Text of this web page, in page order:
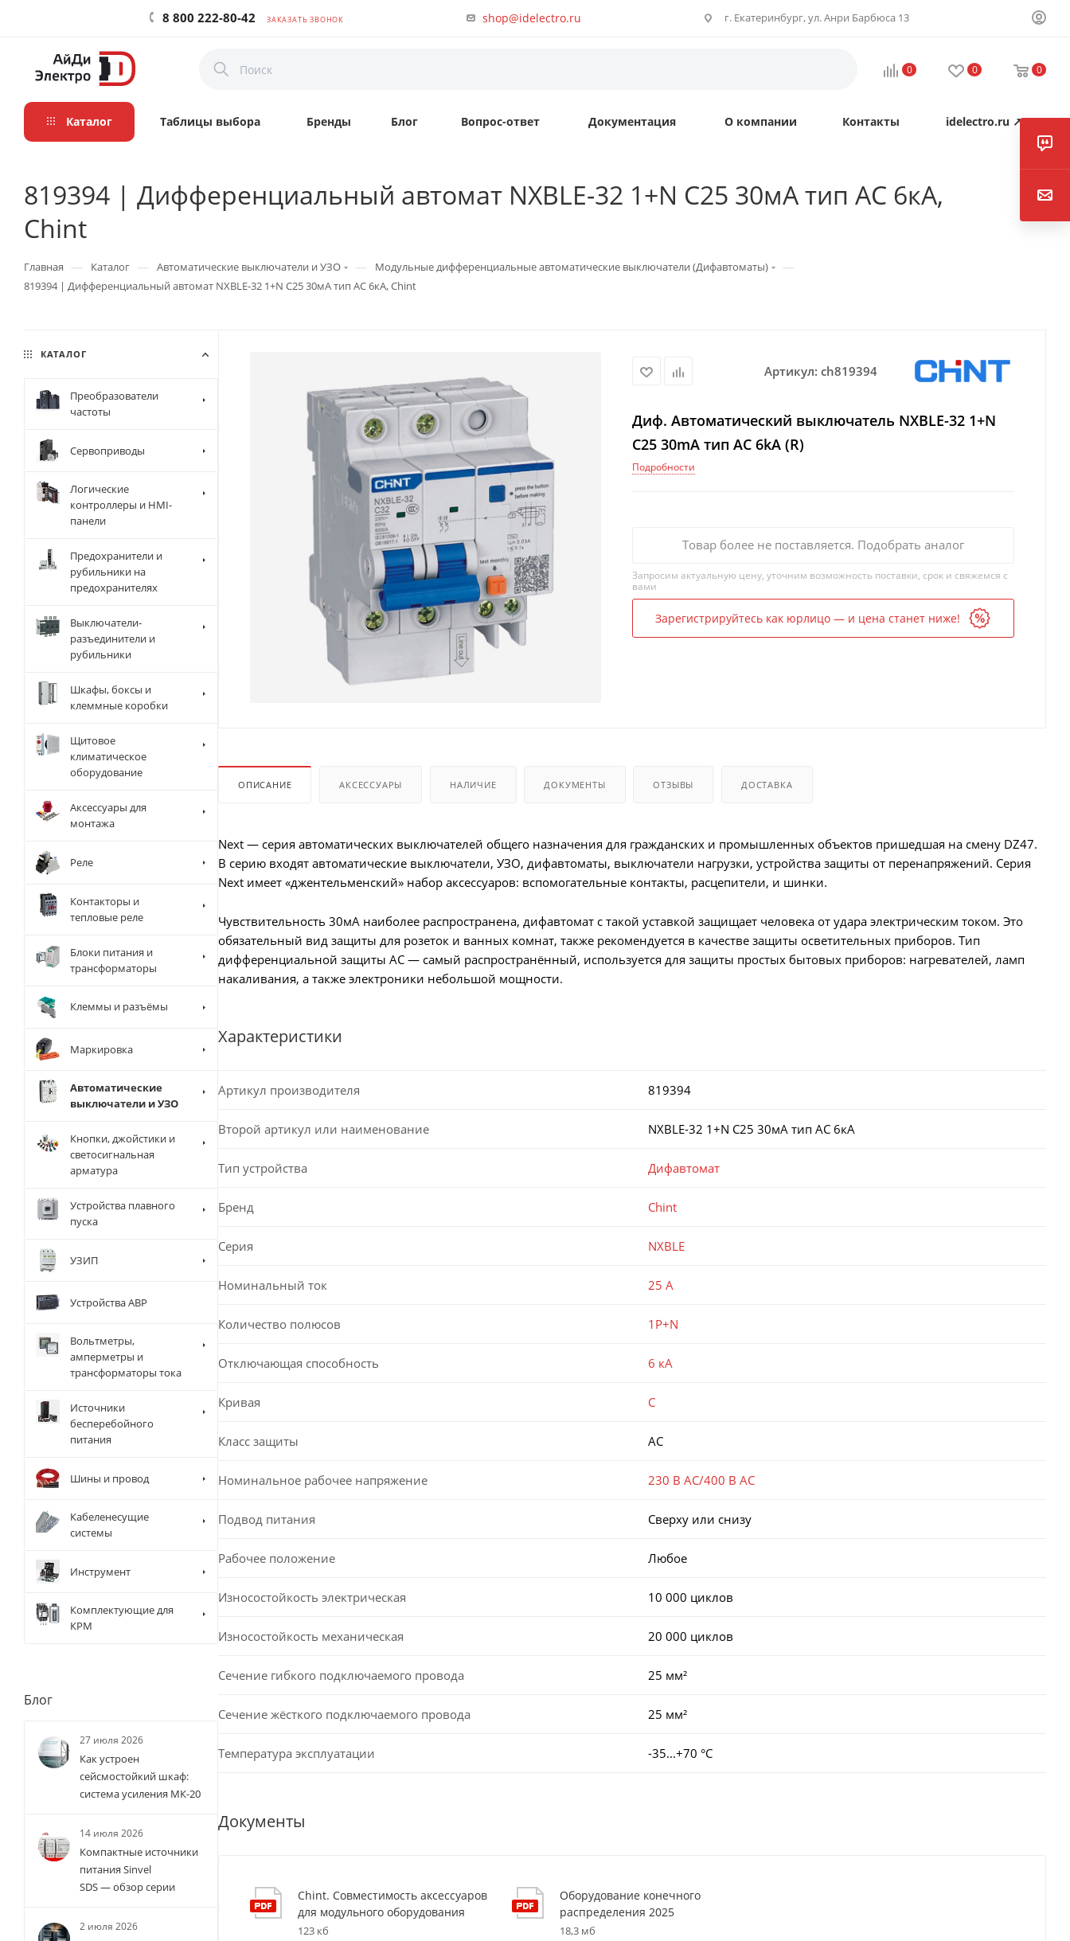
8 800 222-80-42 ЗАКАЗАТЬ ЗВОНОК shop@idelectro.ru г. Екатеринбург, ул. Анри Барбюса 13
0 0 0
Каталог Таблицы выбора Бренды Блог Вопрос-ответ Документация О компании Контакты idelectro.ru ↗
819394 | Дифференциальный автомат NXBLE-32 1+N C25 30мА тип AC 6кА,
Chint
Главная — Каталог — Автоматические выключатели и УЗО — Модульные дифференциальные автоматические выключатели (Дифавтоматы) —
819394 | Дифференциальный автомат NXBLE-32 1+N C25 30мА тип AC 6кА, Chint
Артикул: ch819394
Диф. Автоматический выключатель NXBLE-32 1+N
C25 30mA тип AC 6kA (R)
Подробности
Товар более не поставляется. Подобрать аналог
Запросим актуальную цену, уточним возможность поставки, срок и свяжемся с
вами
Зарегистрируйтесь как юрлицо — и цена станет ниже!
ОПИСАНИЕ АКСЕССУАРЫ НАЛИЧИЕ ДОКУМЕНТЫ ОТЗЫВЫ ДОСТАВКА
Next — серия автоматических выключателей общего назначения для гражданских и промышленных объектов пришедшая на смену DZ47.
В серию входят автоматические выключатели, УЗО, дифавтоматы, выключатели нагрузки, устройства защиты от перенапряжений. Серия
Next имеет «джентельменский» набор аксессуаров: вспомогательные контакты, расцепители, и шинки.
Чувствительность 30мА наиболее распространена, дифавтомат с такой уставкой защищает человека от удара электрическим током. Это
обязательный вид защиты для розеток и ванных комнат, также рекомендуется в качестве защиты осветительных приборов. Тип
дифференциальной защиты AC — самый распространённый, используется для защиты простых бытовых приборов: нагревателей, ламп
накаливания, а также электроники небольшой мощности.
Характеристики
Артикул производителя 819394
Второй артикул или наименование NXBLE-32 1+N C25 30мА тип AC 6кА
Тип устройства Дифавтомат
Бренд Chint
Серия NXBLE
Номинальный ток 25 А
Количество полюсов 1P+N
Отключающая способность 6 кА
Кривая C
Класс защиты AC
Номинальное рабочее напряжение 230 В AC/400 В AC
Подвод питания Сверху или снизу
Рабочее положение Любое
Износостойкость электрическая 10 000 циклов
Износостойкость механическая 20 000 циклов
Сечение гибкого подключаемого провода 25 мм²
Сечение жёсткого подключаемого провода 25 мм²
Температура эксплуатации -35...+70 °С
Документы
Chint. Совместимость аксессуаров
для модульного оборудования
123 кб
Оборудование конечного
распределения 2025
18,3 мб
КАТАЛОГ
Преобразователи
частоты
Сервоприводы
Логические
контроллеры и HMI-
панели
Предохранители и
рубильники на
предохранителях
Выключатели-
разъединители и
рубильники
Шкафы, боксы и
клеммные коробки
Щитовое
климатическое
оборудование
Аксессуары для
монтажа
Реле
Контакторы и
тепловые реле
Блоки питания и
трансформаторы
Клеммы и разъёмы
Маркировка
Автоматические
выключатели и УЗО
Кнопки, джойстики и
светосигнальная
арматура
Устройства плавного
пуска
УЗИП
Устройства АВР
Вольтметры,
амперметры и
трансформаторы тока
Источники
бесперебойного
питания
Шины и провод
Кабеленесущие
системы
Инструмент
Комплектующие для
КРМ
Блог
27 июля 2026
Как устроен
сейсмостойкий шкаф:
система усиления МК-20
14 июля 2026
Компактные источники
питания Sinvel
SDS — обзор серии
2 июля 2026